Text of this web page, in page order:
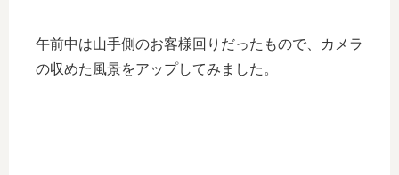
午前中は山手側のお客様回りだったもので、カメラ
の収めた風景をアップしてみました。